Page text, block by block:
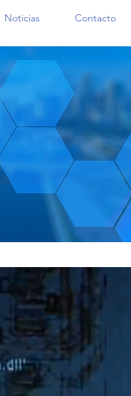
Noticias Contacto